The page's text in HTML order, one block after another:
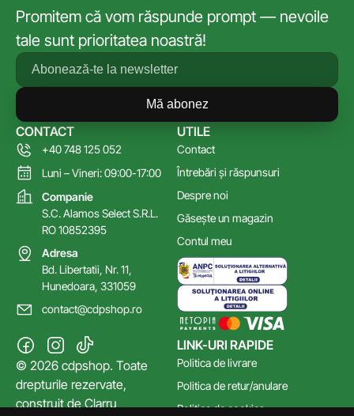
Promitem că vom răspunde prompt — nevoile
tale sunt prioritatea noastră!
Mă abonez
LINK-URI RAPIDE
Politica de livrare
Politica de retur/anulare
Politica de cookies
UTILE
Contact
Întrebări și răspunsuri
Despre noi
Găsește un magazin
Contul meu
CONTACT
+40 748 125 052
Luni – Vineri: 09:00-17:00
Companie
S.C. Alamos Select S.R.L.
RO 10852395
Adresa
Bd. Libertatii, Nr. 11,
Hunedoara, 331059
contact@cdpshop.ro
© 2026 cdpshop. Toate
drepturile rezervate,
construit deClarru